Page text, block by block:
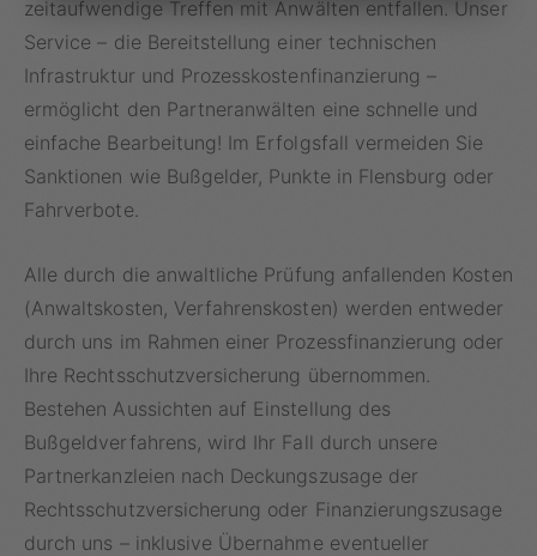
zeitaufwendige Treffen mit Anwälten entfallen. Unser
Service – die Bereitstellung einer technischen
Infrastruktur und Prozesskostenfinanzierung –
ermöglicht den Partneranwälten eine schnelle und
einfache Bearbeitung! Im Erfolgsfall vermeiden Sie
Sanktionen wie Bußgelder, Punkte in Flensburg oder
Fahrverbote.
Alle durch die anwaltliche Prüfung anfallenden Kosten
(Anwaltskosten, Verfahrenskosten) werden entweder
durch uns im Rahmen einer Prozessfinanzierung oder
Ihre Rechtsschutzversicherung übernommen.
Bestehen Aussichten auf Einstellung des
Bußgeldverfahrens, wird Ihr Fall durch unsere
Partnerkanzleien nach Deckungszusage der
Rechtsschutzversicherung oder Finanzierungszusage
durch uns – inklusive Übernahme eventueller